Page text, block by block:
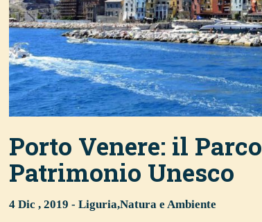
Porto Venere: il
Patrimonio Unesco
4 Dic , 2019 -Liguria,Natura e Ambiente